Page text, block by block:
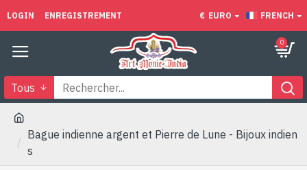
LOGIN ENREGISTREMENT € EURO FRENCH
0
Tous
Bague indienne argent et Pierre de Lune - Bijoux indien
s